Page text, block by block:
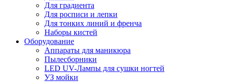
Для градиента
Для росписи и лепки
Для тонких линий и френча
Наборы кистей
Оборудование
Аппараты для маникюра
Пылесборники
LED UV-Лампы для сушки ногтей
УЗ мойки